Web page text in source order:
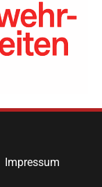
Impressum